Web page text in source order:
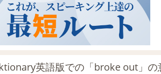
英語版での「broke out」の